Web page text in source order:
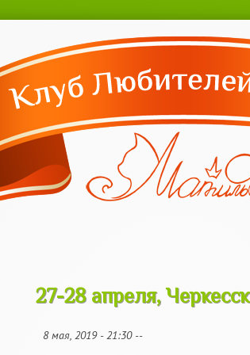
основному
27-28 апреля,
27-28 апреля,
8 мая, 2019 - 21:30--